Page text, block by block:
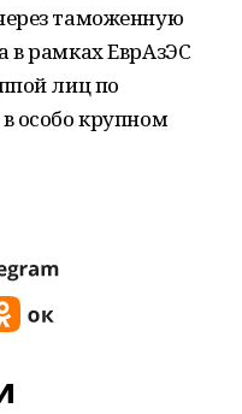
таможенную
в рамках ЕврАзЭС
лиц по
особо крупном